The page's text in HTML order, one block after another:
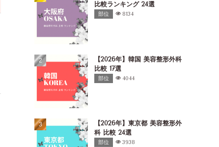
施術料金
10：00～19：15※曜日により
休診日：木、日、祝
¥11,000～
で、高い満足度を実
11：00～19：00※曜日により
休診日：不定休
¥9,000～
提供
比較ランキング 24選
部位 8134
【2026年】韓国 美容整形外科
比較 17選
部位 4044
【2026年】東京都 美容整形外
科 比較 24選
部位 3938